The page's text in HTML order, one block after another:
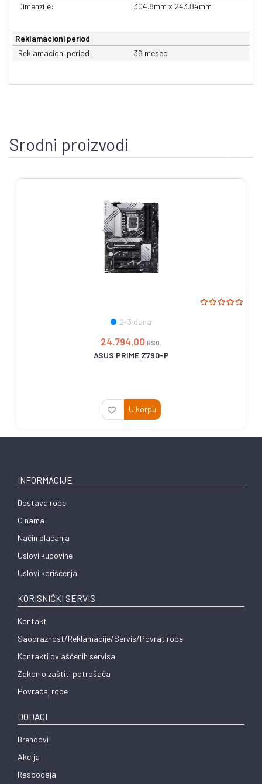
Dimenzije:
304.8mm x 243.84mm
Reklamacioni period
Reklamacioni period:
36 meseci
Srodni proizvodi
2-3 dana
24.794,00 RSD.
ASUS PRIME Z790-P
U korpu
INFORMACIJE
Dostava robe
O nama
Način plaćanja
Uslovi kupovine
Uslovi korišćenja
KORISNIČKI SERVIS
Kontakt
Saobraznost/Reklamacije/Servis/Povrat robe
Kontakti ovlašćenih servisa
Zakon o zaštiti potrošača
Povraćaj robe
DODACI
Brendovi
Akcija
Raspodaja